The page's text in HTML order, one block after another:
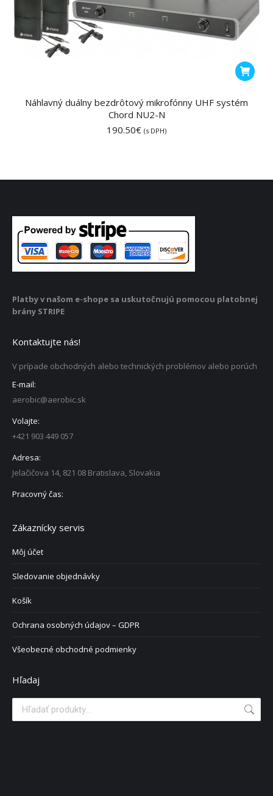
Náhlavný duálny bezdrôtový mikrofónny UHF systém
Chord NU2-N
190.50€ (s DPH)
Platby v našom e-shope sa uskutočnujú pomocou platobnej
brány STRIPE
Kontaktujte nás!
V prípade obchodných alebo technických problémov alebo porúch
E-mail:
aerobic@aerobic.sk
Volajte:
+421 903 449 057
Adresa:
Jelačičova 14, 821 08 Bratislava, Slovakia
Pracovný čas:
Zákaznícky servis
Môj účet
Sledovanie objednávky
Košík
Ochrana osobných údajov – GDPR
Všeobecné obchodné podmienky
Hľadaj